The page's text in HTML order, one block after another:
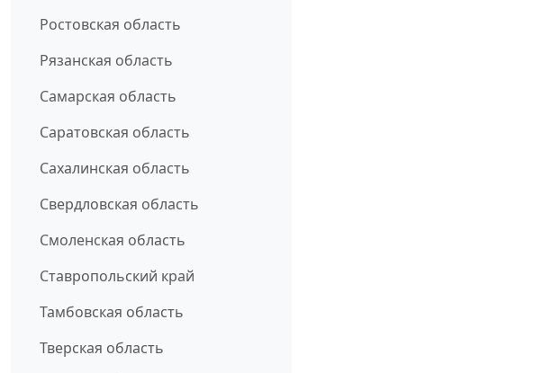
Ростовская область
Рязанская область
Самарская область
Саратовская область
Сахалинская область
Свердловская область
Смоленская область
Ставропольский край
Тамбовская область
Тверская область